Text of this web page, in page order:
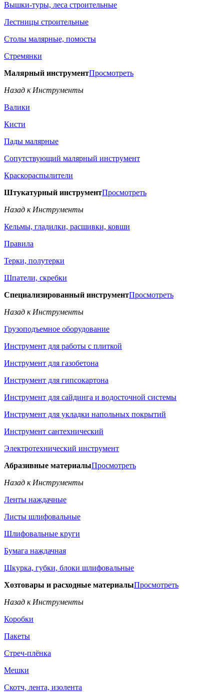
Вышки-туры, леса строительные
Лестницы строительные
Столы малярные, помосты
Стремянки
Малярный инструментПросмотреть
Назад к Инструменты
Валики
Кисти
Пады малярные
Сопутствующий малярный инструмент
Краскораспылители
Штукатурный инструментПросмотреть
Назад к Инструменты
Кельмы, гладилки, расшивки, ковши
Правила
Терки, полутерки
Шпатели, скребки
Специализированный инструментПросмотреть
Назад к Инструменты
Грузоподъемное оборудование
Инструмент для работы с плиткой
Инструмент для газобетона
Инструмент для гипсокартона
Инструмент для сайдинга и водосточной системы
Инструмент для укладки напольных покрытий
Инструмент сантехнический
Электротехнический инструмент
Абразивные материалыПросмотреть
Назад к Инструменты
Ленты наждачные
Листы шлифовальные
Шлифовальные круги
Бумага наждачная
Шкурка, губки, блоки шлифовальные
Хозтовары и расходные материалыПросмотреть
Назад к Инструменты
Коробки
Пакеты
Стреч-плёнка
Мешки
Скотч, лента, изолента